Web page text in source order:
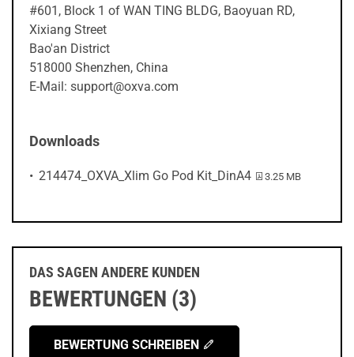
#601, Block 1 of WAN TING BLDG, Baoyuan RD,
Xixiang Street
Bao'an District
518000 Shenzhen, China
E-Mail: support@oxva.com
Downloads
214474_OXVA_Xlim Go Pod Kit_DinA4 PDF-Datei:
3.25 MB
DAS SAGEN ANDERE KUNDEN
BEWERTUNGEN (3)
BEWERTUNG SCHREIBEN